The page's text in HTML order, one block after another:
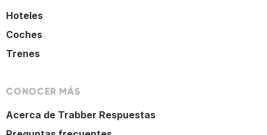
Hoteles
Coches
Trenes
CONOCER MÁS
Acerca de Trabber Respuestas